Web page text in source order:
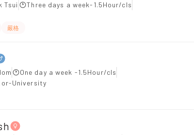
Tsui
Three days a week-1.5Hour/cls
嚴格
One day a week -1.5Hour/cls
University